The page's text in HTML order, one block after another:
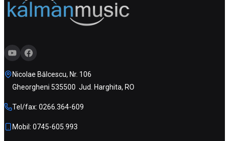
Nicolae Bălcescu, Nr. 106
Gheorgheni 535500 Jud. Harghita, RO
Tel/fax: 0266.364-609
Mobil: 0745-605.993